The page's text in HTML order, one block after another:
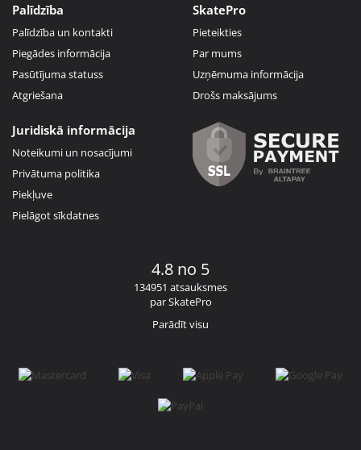
Palīdzība
Palīdzība un kontakti
Piegādes informācija
Pasūtījuma statuss
Atgriešana
SkatePro
Pieteikties
Par mums
Uzņēmuma informācija
Drošs maksājums
Juridiskā informācija
Noteikumi un nosacījumi
Privātuma politika
Piekļuve
Pielāgot sīkdatnes
4.8 no 5
134951 atsauksmes
par SkatePro
Parādīt visu